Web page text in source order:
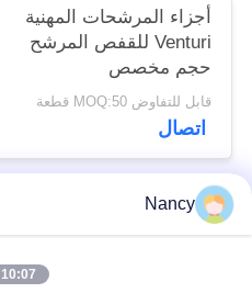
أجزاء المرشحات المهنية
Venturi للقفص المرشح
حجم مخصص
قابل للتفاوض MOQ:50 قطعة
اتصال
فئات شعبية
Nancy
10:07 AM